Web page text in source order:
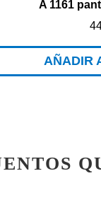
A 1161
AÑADIR